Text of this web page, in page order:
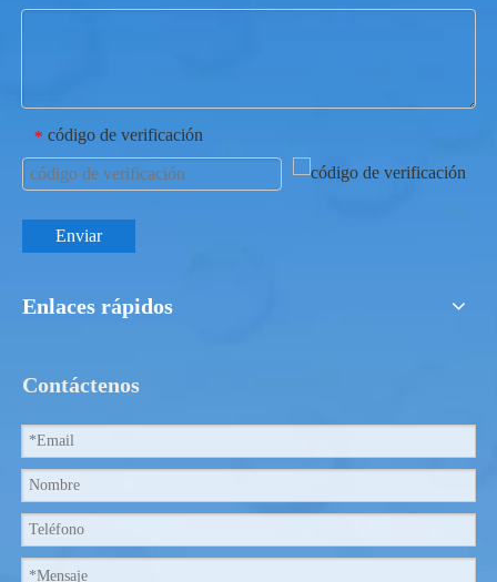
* código de verificación
Enviar
Enlaces rápidos
Contáctenos